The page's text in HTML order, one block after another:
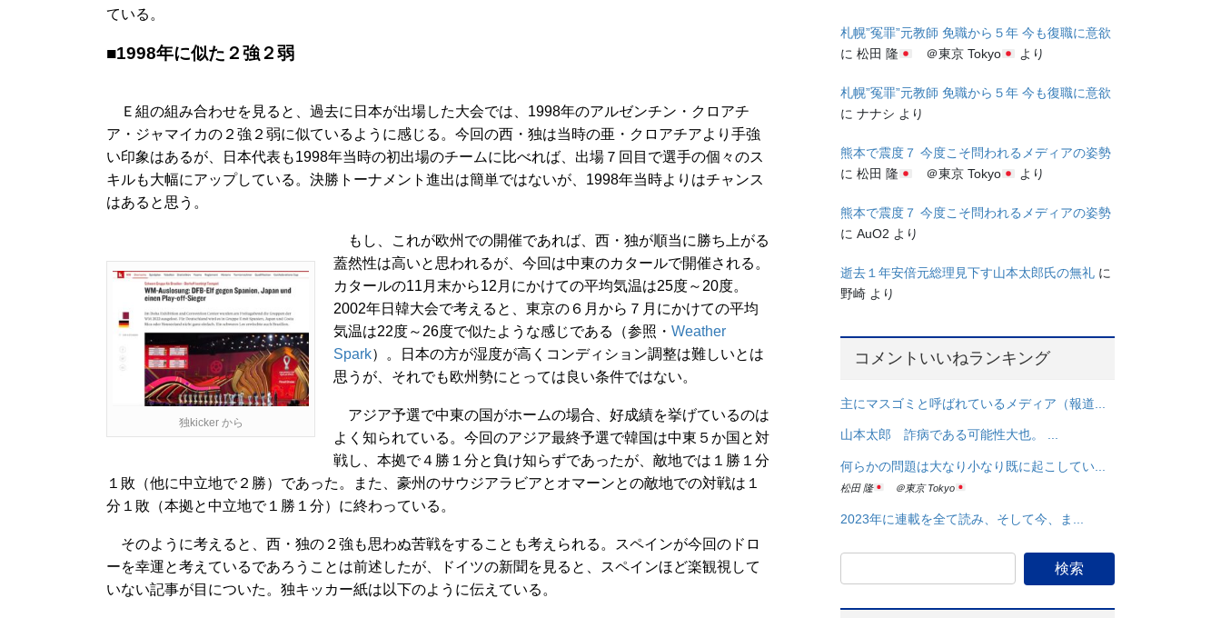
ている。
■1998年に似た２強２弱
Ｅ組の組み合わせを見ると、過去に日本が出場した大会では、1998年のアルゼンチン・クロアチ
ア・ジャマイカの２強２弱に似ているように感じる。今回の西・独は当時の亜・クロアチアより手強
い印象はあるが、日本代表も1998年当時の初出場のチームに比べれば、出場７回目で選手の個々のス
キルも大幅にアップしている。決勝トーナメント進出は簡単ではないが、1998年当時よりはチャンス
はあると思う。
独kicker から
もし、これが欧州での開催であれば、西・独が順当に勝ち上がる
蓋然性は高いと思われるが、今回は中東のカタールで開催される。
カタールの11月末から12月にかけての平均気温は25度～20度。
2002年日韓大会で考えると、東京の６月から７月にかけての平均
気温は22度～26度で似たような感じである（参照・ Weather
Spark）。日本の方が湿度が高くコンディション調整は難しいとは
思うが、それでも欧州勢にとっては良い条件ではない。
アジア予選で中東の国がホームの場合、好成績を挙げているのは
よく知られている。今回のアジア最終予選で韓国は中東５か国と対
戦し、本拠で４勝１分と負け知らずであったが、敵地では１勝１分
１敗（他に中立地で２勝）であった。また、豪州のサウジアラビアとオマーンとの敵地での対戦は１
分１敗（本拠と中立地で１勝１分）に終わっている。
そのように考えると、西・独の２強も思わぬ苦戦をすることも考えられる。スペインが今回のドロ
ーを幸運と考えているであろうことは前述したが、ドイツの新聞を見ると、スペインほど楽観視して
いない記事が目についた。独キッカー紙は以下のように伝えている。
札幌”冤罪”元教師 免職から５年 今も復職に意欲
に松田 隆 ＠東京 Tokyo より
札幌”冤罪”元教師 免職から５年 今も復職に意欲
にナナシ より
熊本で震度７ 今度こそ問われるメディアの姿勢
に松田 隆 ＠東京 Tokyo より
熊本で震度７ 今度こそ問われるメディアの姿勢
にAuO2 より
逝去１年安倍元総理見下す山本太郎氏の無礼 に
野崎 より
コメントいいねランキング
主にマスゴミと呼ばれているメディア（報道...
山本太郎 詐病である可能性大也。 ...
何らかの問題は大なり小なり既に起こしてい...
松田 隆 ＠東京 Tokyo
2023年に連載を全て読み、そして今、ま...